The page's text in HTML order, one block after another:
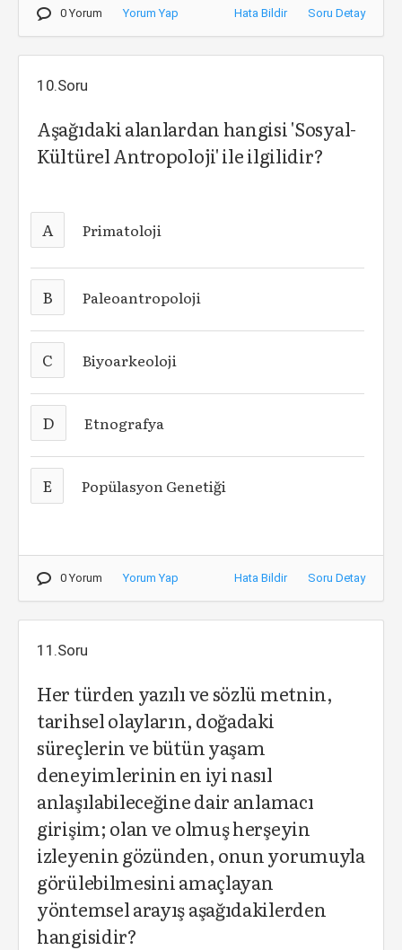
0 Yorum Yorum Yap Hata Bildir Soru Detay
10.Soru
Aşağıdaki alanlardan hangisi 'Sosyal-
Kültürel Antropoloji' ile ilgilidir?
A Primatoloji
B Paleoantropoloji
C Biyoarkeoloji
D Etnografya
E Popülasyon Genetiği
0 Yorum Yorum Yap Hata Bildir Soru Detay
11.Soru
Her türden yazılı ve sözlü metnin,
tarihsel olayların, doğadaki
süreçlerin ve bütün yaşam
deneyimlerinin en iyi nasıl
anlaşılabileceğine dair anlamacı
girişim; olan ve olmuş herşeyin
izleyenin gözünden, onun yorumuyla
görülebilmesini amaçlayan
yöntemsel arayış aşağıdakilerden
hangisidir?